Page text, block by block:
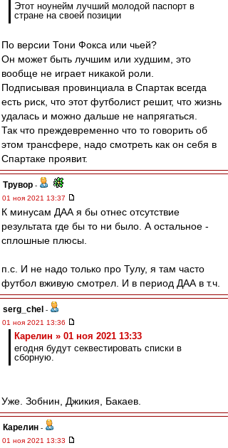
Этот ноунейм лучший молодой паспорт в
стране на своей позиции
По версии Тони Фокса или чьей?
Он может быть лучшим или худшим, это
вообще не играет никакой роли.
Подписывая провинциала в Спартак всегда
есть риск, что этот футболист решит, что жизнь
удалась и можно дальше не напрягаться.
Так что преждевременно что то говорить об
этом трансфере, надо смотреть как он себя в
Спартаке проявит.
Трувор -
01 ноя 2021 13:37
К минусам ДАА я бы отнес отсутствие
результата где бы то ни было. А остальное -
сплошные плюсы.
п.с. И не надо только про Тулу, я там часто
футбол вживую смотрел. И в период ДАА в т.ч.
serg_chel -
01 ноя 2021 13:36
Карелин » 01 ноя 2021 13:33
егодня будут секвестировать списки в
сборную.
Уже. Зобнин, Джикия, Бакаев.
Карелин -
01 ноя 2021 13:33